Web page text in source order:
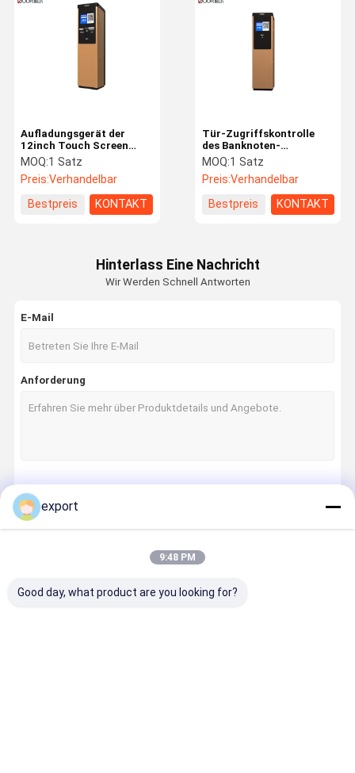
Ein Zitat
Tür-Zugriffskontrolle
des Banknoten-
Sammlung
automatisierte
Strafzettel-System-Lpr
MOQ:1 Satz
Preis:Verhandelbar
Bestpreis
KONTAKT
Aufladungsgerät der
12inch Touch Screen
Sprachsendungsautoparkmaschine
MOQ:1 Satz
Preis:Verhandelbar
Bestpreis
KONTAKT
Hinterlass Eine Nachricht
Wir Werden Schnell Antworten
E-Mail
Anforderung
export
9:48 PM
Good day, what product are you looking for?